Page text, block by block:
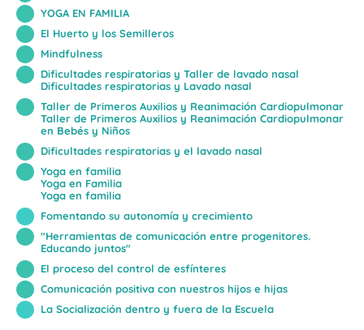
YOGA EN FAMILIA
El Huerto y los Semilleros
Mindfulness
Dificultades respiratorias y Taller de lavado nasal
Dificultades respiratorias y Lavado nasal
Taller de Primeros Auxilios y Reanimación Cardiopulmonar
Taller de Primeros Auxilios y Reanimación Cardiopulmonar
en Bebés y Niños
Dificultades respiratorias y el lavado nasal
Yoga en familia
Yoga en Familia
Yoga en familia
Fomentando su autonomía y crecimiento
"Herramientas de comunicación entre progenitores.
Educando juntos"
El proceso del control de esfínteres
Comunicación positiva con nuestros hijos e hijas
La Socialización dentro y fuera de la Escuela